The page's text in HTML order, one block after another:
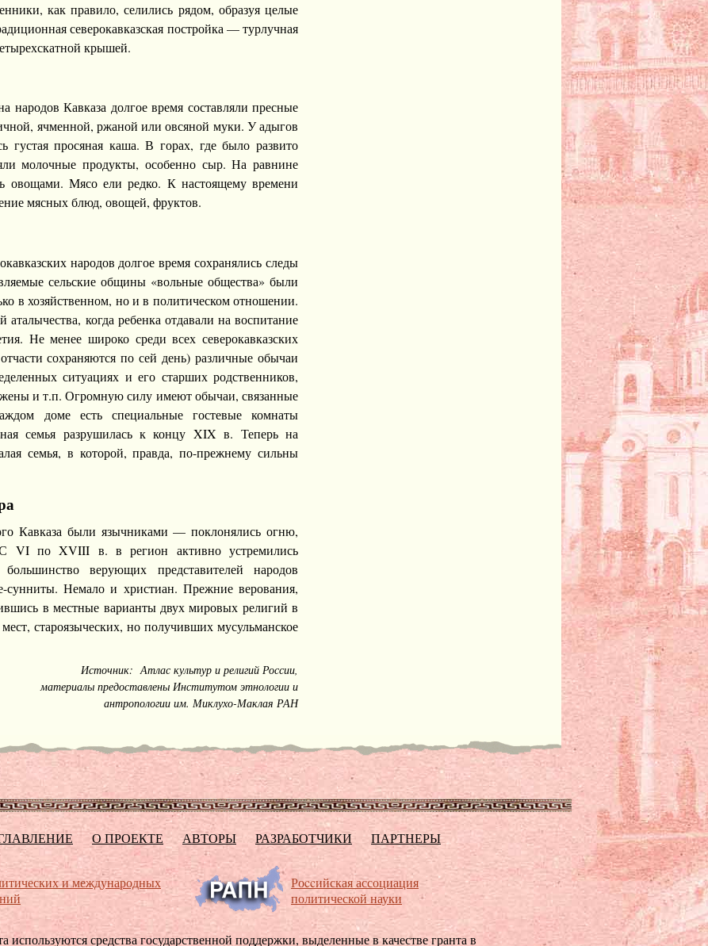
как правило, селились рядом, образуя целые
северокавказская постройка — турлучная
крышей.
народов Кавказа долгое время составляли пресные
ячменной, ржаной или овсяной муки. У адыгов
густая просяная каша. В горах, где было развито
молочные продукты, особенно сыр. На равнине
овощами. Мясо ели редко. К настоящему времени
мясных блюд, овощей, фруктов.
народов долгое время сохранялись следы
сельские общины «вольные общества» были
в хозяйственном, но и в политическом отношении.
когда ребенка отдавали на воспитание
Не менее широко среди всех северокавказских
сохраняются по сей день) различные обычаи
ситуациях и его старших родственников,
и т.п. Огромную силу имеют обычаи, связанные
доме есть специальные гостевые комнаты
семья разрушилась к концу XIX в. Теперь на
семья, в которой, правда, по-прежнему сильны
Кавказа были язычниками — поклонялись огню,
VI по XVIII в. в регион активно устремились
верующих представителей народов
сунниты. Немало и христиан. Прежние верования,
в местные варианты двух мировых религий в
староязыческих, но получивших мусульманское
Источник: Атлас культур и религий России,
материалы предоставлены Институтом этнологии и
антропологии им. Миклухо-Маклая РАН
О ПРОЕКТЕ АВТОРЫ РАЗРАБОТЧИКИ ПАРТНЕРЫ
и международных
Роccийская ассоциация
политической науки
используются средства государственной поддержки, выделенные в качестве гранта в